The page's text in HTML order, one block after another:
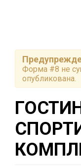
Форма #8 не
опубликована.